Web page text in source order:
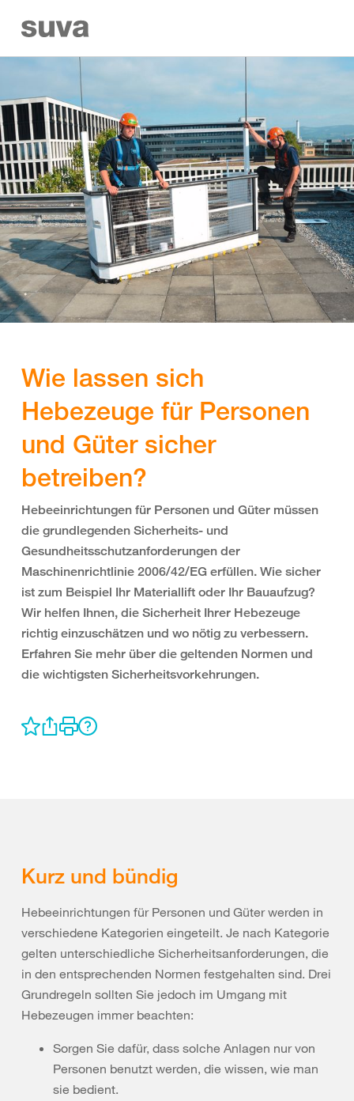
Wie lassen sich
Hebezeuge für Personen
und Güter sicher
betreiben?
Hebeeinrichtungen für Personen und Güter müssen
die grundlegenden Sicherheits- und
Gesundheitsschutzanforderungen der
Maschinenrichtlinie 2006/42/EG erfüllen. Wie sicher
ist zum Beispiel Ihr Materiallift oder Ihr Bauaufzug?
Wir helfen Ihnen, die Sicherheit Ihrer Hebezeuge
richtig einzuschätzen und wo nötig zu verbessern.
Erfahren Sie mehr über die geltenden Normen und
die wichtigsten Sicherheitsvorkehrungen.
Kurz und bündig
Hebeeinrichtungen für Personen und Güter werden in
verschiedene Kategorien eingeteilt. Je nach Kategorie
gelten unterschiedliche Sicherheitsanforderungen, die
in den entsprechenden Normen festgehalten sind. Drei
Grundregeln sollten Sie jedoch im Umgang mit
Hebezeugen immer beachten:
Sorgen Sie dafür, dass solche Anlagen nur von
Personen benutzt werden, die wissen, wie man
sie bedient.